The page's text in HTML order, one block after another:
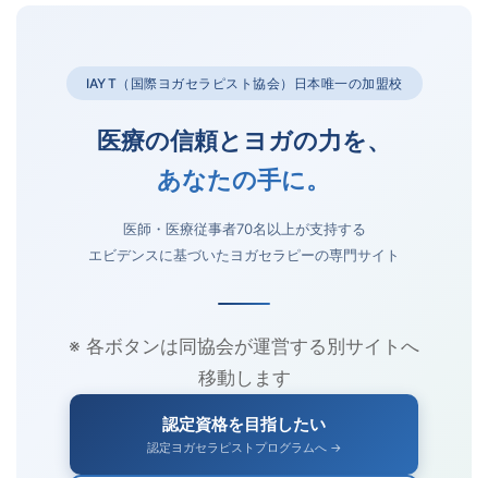
IAYT（国際ヨガセラピスト協会）日本唯一の加盟校
医療の信頼とヨガの力を、
あなたの手に。
医師・医療従事者70名以上が支持する
エビデンスに基づいたヨガセラピーの専門サイト
※ 各ボタンは同協会が運営する別サイトへ
移動します
認定資格を目指したい
認定ヨガセラピストプログラムへ →